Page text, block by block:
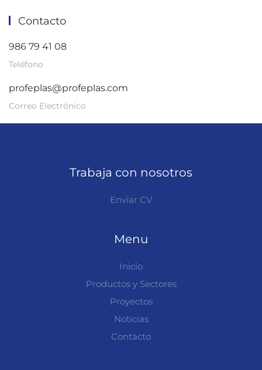
Contacto
986 79 41 08
Teléfono
profeplas@profeplas.com
Correo Electrónico
Trabaja con nosotros
Enviar CV
Menu
Inicio
Productos y Sectores
Proyectos
Noticias
Contacto